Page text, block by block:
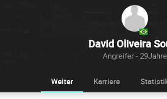
David Oliveira
Angreifer - 29Jahre
Weiter Karriere